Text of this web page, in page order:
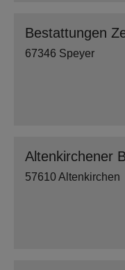
Bestattungen
67346 Speyer
Altenkirchener
57610 Altenkirchen